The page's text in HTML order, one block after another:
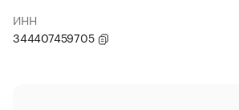
ИНН
344407459705